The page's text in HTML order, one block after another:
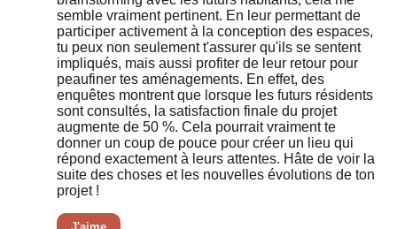
semble vraiment pertinent. En leur permettant de
participer activement à la conception des espaces,
tu peux non seulement t'assurer qu'ils se sentent
impliqués, mais aussi profiter de leur retour pour
peaufiner tes aménagements. En effet, des
enquêtes montrent que lorsque les futurs résidents
sont consultés, la satisfaction finale du projet
augmente de 50 %. Cela pourrait vraiment te
donner un coup de pouce pour créer un lieu qui
répond exactement à leurs attentes. Hâte de voir la
suite des choses et les nouvelles évolutions de ton
projet !